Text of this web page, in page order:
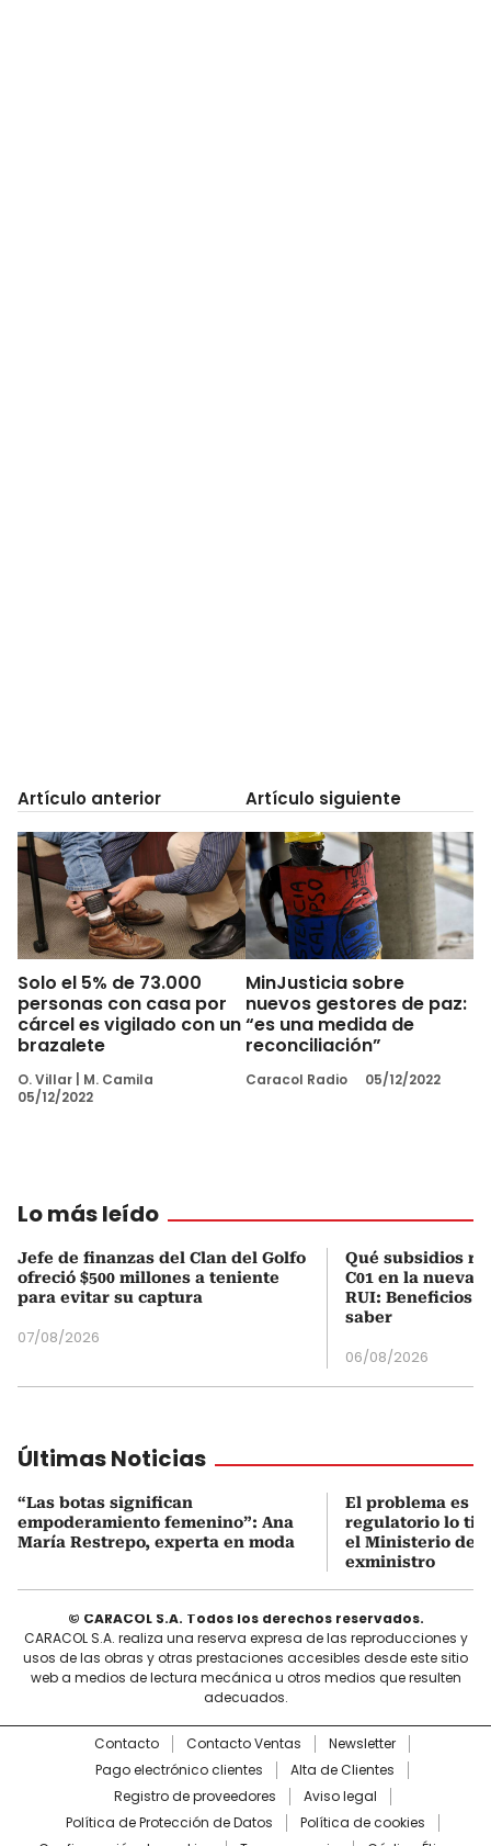
Artículo anterior
Solo el 5% de 73.000
personas con casa por
cárcel es vigilado con un
brazalete
O. Villar
M. Camila
05/12/2022
Artículo siguiente
MinJusticia sobre
nuevos gestores de paz:
“es una medida de
reconciliación”
Caracol Radio 05/12/2022
Lo más leído
Jefe de finanzas del Clan del Golfo
ofreció $500 millones a teniente
para evitar su captura
07/08/2026
Qué subsidios
C01 en la nueva
RUI: Beneficios
saber
06/08/2026
Últimas Noticias
“Las botas significan
empoderamiento femenino”: Ana
María Restrepo, experta en moda
El problema es
regulatorio lo
el Ministerio de
exministro
© CARACOL S.A. Todos los derechos reservados.
CARACOL S.A. realiza una reserva expresa de las reproducciones y
usos de las obras y otras prestaciones accesibles desde este sitio
web a medios de lectura mecánica u otros medios que resulten
adecuados.
Contacto Contacto Ventas
Newsletter
Pago electrónico clientes
Alta de Clientes
Registro de proveedores
Aviso legal
Política de Protección de Datos
Política de cookies